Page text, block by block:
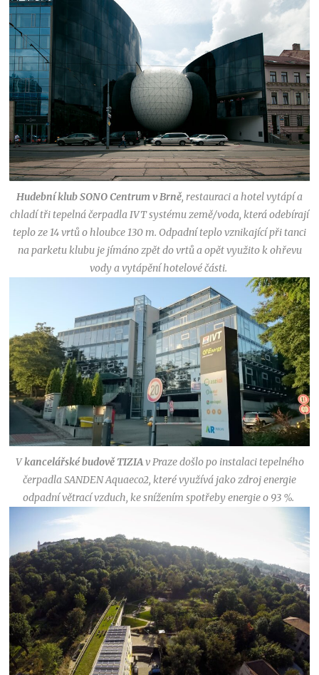
Hudební klub SONO Centrum v Brně, restauraci a hotel vytápí a
chladí tři tepelná čerpadla IVT systému země/voda, která odebírají
teplo ze 14 vrtů o hloubce 130 m. Odpadní teplo vznikající při tanci
na parketu klubu je jímáno zpět do vrtů a opět využito k ohřevu
vody a vytápění hotelové části.
Vkancelářské budově TIZIAv Praze došlo po instalaci tepelného
čerpadla SANDEN Aquaeco2, které využívá jako zdroj energie
odpadní větrací vzduch, ke snížením spotřeby energie o 93 %.